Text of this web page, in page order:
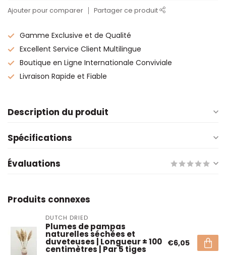
Ajouter pour comparer Partager ce produit
Gamme Exclusive et de Qualité
Excellent Service Client Multilingue
Boutique en Ligne Internationale Conviviale
Livraison Rapide et Fiable
Description du produit
Spécifications
Évaluations
Produits connexes
DUTCH DRIED
Plumes de pampas
naturelles séchées et
duveteuses | Longueur ± 100
centimètres | Par 5 tiges
€6,05